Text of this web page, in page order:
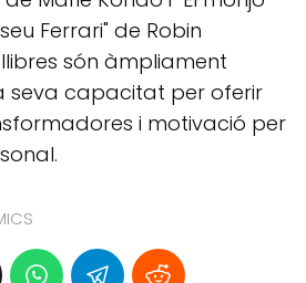
Ferrari" de Robin
són àmpliament
seva capacitat per oferir
i motivació per